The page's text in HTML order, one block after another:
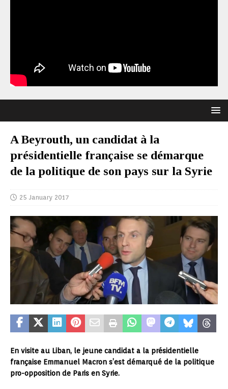
A Beyrouth, un candidat à la
présidentielle française se démarque
de la politique de son pays sur la Syrie
25 January 2017
En visite au Liban, le jeune candidat a la présidentielle
française Emmanuel Macron s’est démarqué de la politique
pro-opposition de Paris en Syrie.